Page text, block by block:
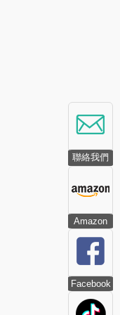
聯絡我們
Amazon
Facebook